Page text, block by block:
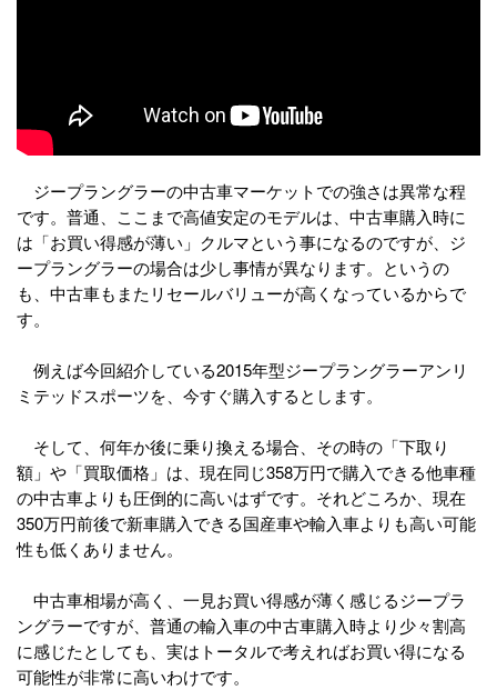
ジープラングラーの中古車マーケットでの強さは異常な程
です。普通、ここまで高値安定のモデルは、中古車購入時に
は「お買い得感が薄い」クルマという事になるのですが、ジ
ープラングラーの場合は少し事情が異なります。というの
も、中古車もまたリセールバリューが高くなっているからで
す。
例えば今回紹介している2015年型ジープラングラーアンリ
ミテッドスポーツを、今すぐ購入するとします。
そして、何年か後に乗り換える場合、その時の「下取り
額」や「買取価格」は、現在同じ358万円で購入できる他車種
の中古車よりも圧倒的に高いはずです。それどころか、現在
350万円前後で新車購入できる国産車や輸入車よりも高い可能
性も低くありません。
中古車相場が高く、一見お買い得感が薄く感じるジープラ
ングラーですが、普通の輸入車の中古車購入時より少々割高
に感じたとしても、実はトータルで考えればお買い得になる
可能性が非常に高いわけです。